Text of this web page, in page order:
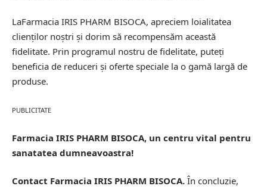
LaFarmacia IRIS PHARM BISOCA, apreciem loialitatea
clienților noștri și dorim să recompensăm această
fidelitate. Prin programul nostru de fidelitate, puteți
beneficia de reduceri și oferte speciale la o gamă largă de
produse.
PUBLICITATE
Farmacia IRIS PHARM BISOCA, un centru vital pentru
sanatatea dumneavoastra!
Contact Farmacia IRIS PHARM BISOCA. În concluzie,